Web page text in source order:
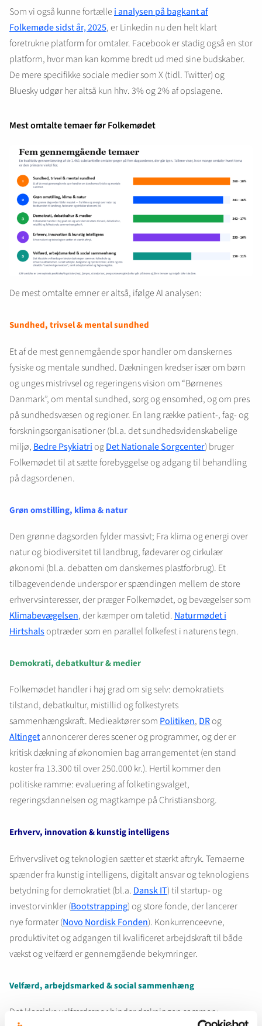
Som vi også kunne fortællei analysen på bagkant af
Folkemøde sidst år, 2025, er Linkedin nu den helt klart
foretrukne platform for omtaler. Facebook er stadig også en stor
platform, hvor man kan komme bredt ud med sine budskaber.
De mere specifikke sociale medier som X (tidl. Twitter) og
Bluesky udgør her altså kun hhv. 3% og 2% af opslagene.
Mest omtalte temaer før Folkemødet
De mest omtalte emner er altså, ifølge AI analysen:
Sundhed, trivsel & mental sundhed
Et af de mest gennemgående spor handler om danskernes
fysiske og mentale sundhed. Dækningen kredser især om børn
og unges mistrivsel og regeringens vision om “Børnenes
Danmark”, om mental sundhed, sorg og ensomhed, og om pres
på sundhedsvæsen og regioner. En lang række patient-, fag- og
forskningsorganisationer (bl.a. det sundhedsvidenskabelige
miljø, Bedre PsykiatriogDet Nationale Sorgcenter) bruger
Folkemødet til at sætte forebyggelse og adgang til behandling
på dagsordenen.
Grøn omstilling, klima & natur
Den grønne dagsorden fylder massivt; Fra klima og energi over
natur og biodiversitet til landbrug, fødevarer og cirkulær
økonomi (bl.a. debatten om danskernes plastforbrug). Et
tilbagevendende underspor er spændingen mellem de store
erhvervsinteresser, der præger Folkemødet, og bevægelser som
Klimabevægelsen, der kæmper om taletid. Naturmødet i
Hirtshalsoptræder som en parallel folkefest i naturens tegn.
Demokrati, debatkultur & medier
Folkemødet handler i høj grad om sig selv: demokratiets
tilstand, debatkultur, mistillid og folkestyrets
sammenhængskraft. Medieaktører somPolitiken,DRog
Altingetannoncerer deres scener og programmer, og der er
kritisk dækning af økonomien bag arrangementet (en stand
koster fra 13.300 til over 250.000 kr.). Hertil kommer den
politiske ramme: evaluering af folketingsvalget,
regeringsdannelsen og magtkampe på Christiansborg.
Erhverv, innovation & kunstig intelligens
Erhvervslivet og teknologien sætter et stærkt aftryk. Temaerne
spænder fra kunstig intelligens, digitalt ansvar og teknologiens
betydning for demokratiet (bl.a. Dansk IT) til startup- og
investorvinkler (Bootstrapping) og store fonde, der lancerer
nye formater (Novo Nordisk Fonden). Konkurrenceevne,
produktivitet og adgangen til kvalificeret arbejdskraft til både
vækst og velfærd er gennemgående bekymringer.
Velfærd, arbejdsmarked & social sammenhæng
Det klassiske velfærdsspor binder dækningen sammen: